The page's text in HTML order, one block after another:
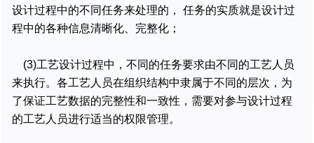
设计过程中的不同任务来处理的， 任务的实质就是设计过
程中的各种信息清晰化、完整化；
(3)工艺设计过程中，不同的任务要求由不同的工艺人员
来执行。各工艺人员在组织结构中隶属于不同的层次，为
了保证工艺数据的完整性和一致性，需要对参与设计过程
的工艺人员进行适当的权限管理。